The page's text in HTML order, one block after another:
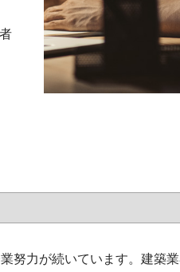
努力が続いています。建築業